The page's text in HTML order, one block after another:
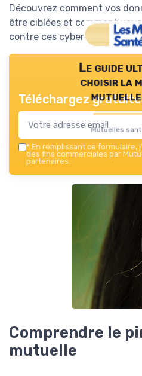
Découvrez comment vos
être ciblées et comment
contre ces cyberattaques.
Le guide
choisir la
Mutuelles
Téléchargez
* En remplissant ce formulaire,
des fins commerciales par
partenaires.
Comprendre le
mutuelle